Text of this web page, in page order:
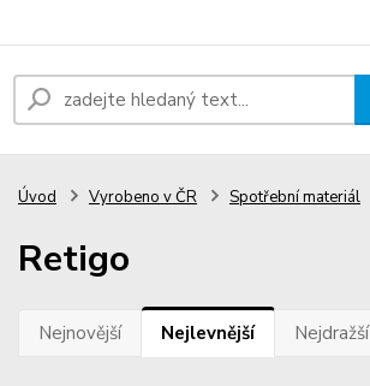
Úvod Vyrobeno v ČR Spotřební materiál
Retigo
Nejnovější Nejlevnější Nejdražší